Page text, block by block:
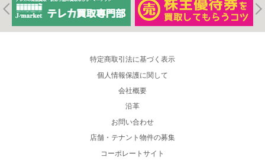
特定商取引法に基づく表示
個人情報保護に関して
会社概要
沿革
お問い合わせ
店舗・テナント物件の募集
コーポレートサイト